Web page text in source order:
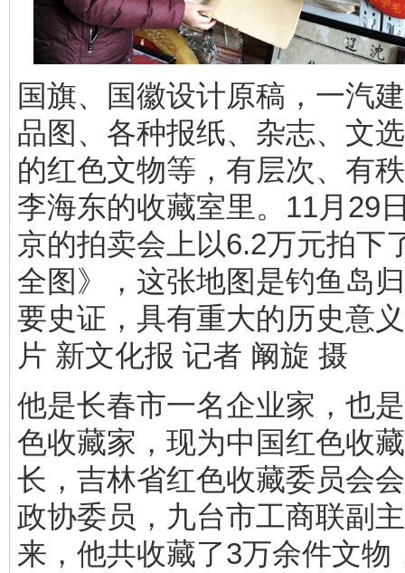
国旗、国徽设计原稿，一汽
品图、各种报纸、杂志、文
的红色文物等，有层次、有
李海东的收藏室里。11月29
京的拍卖会上以6.2万元拍下
全图》，这张地图是钓鱼岛
要史证，具有重大的历史意
片 新文化报 记者 阚旋 摄
他是长春市一名企业家，也
色收藏家，现为中国红色收
长，吉林省红色收藏委员会
政协委员，九台市工商联副
来，他共收藏了3万余件文物